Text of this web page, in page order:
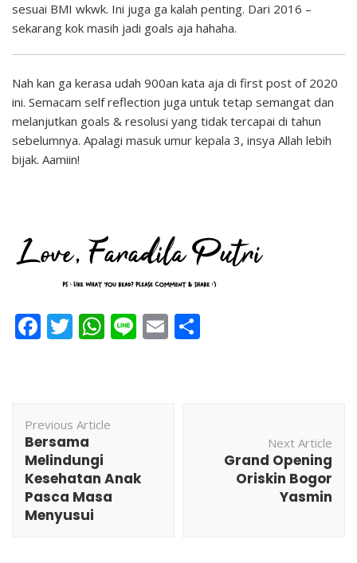
sesuai BMI wkwk. Ini juga ga kalah penting. Dari 2016 –
sekarang kok masih jadi goals aja hahaha.
Nah kan ga kerasa udah 900an kata aja di first post of 2020
ini. Semacam self reflection juga untuk tetap semangat dan
melanjutkan goals & resolusi yang tidak tercapai di tahun
sebelumnya. Apalagi masuk umur kepala 3, insya Allah lebih
bijak. Aamiin!
Facebook
Twitter
WhatsApp
LineEmail
Navigation
Previous Article
Bersama
Melindungi
Kesehatan Anak
Pasca Masa
Menyusui
Next Article
Grand Opening
Oriskin Bogor
Yasmin